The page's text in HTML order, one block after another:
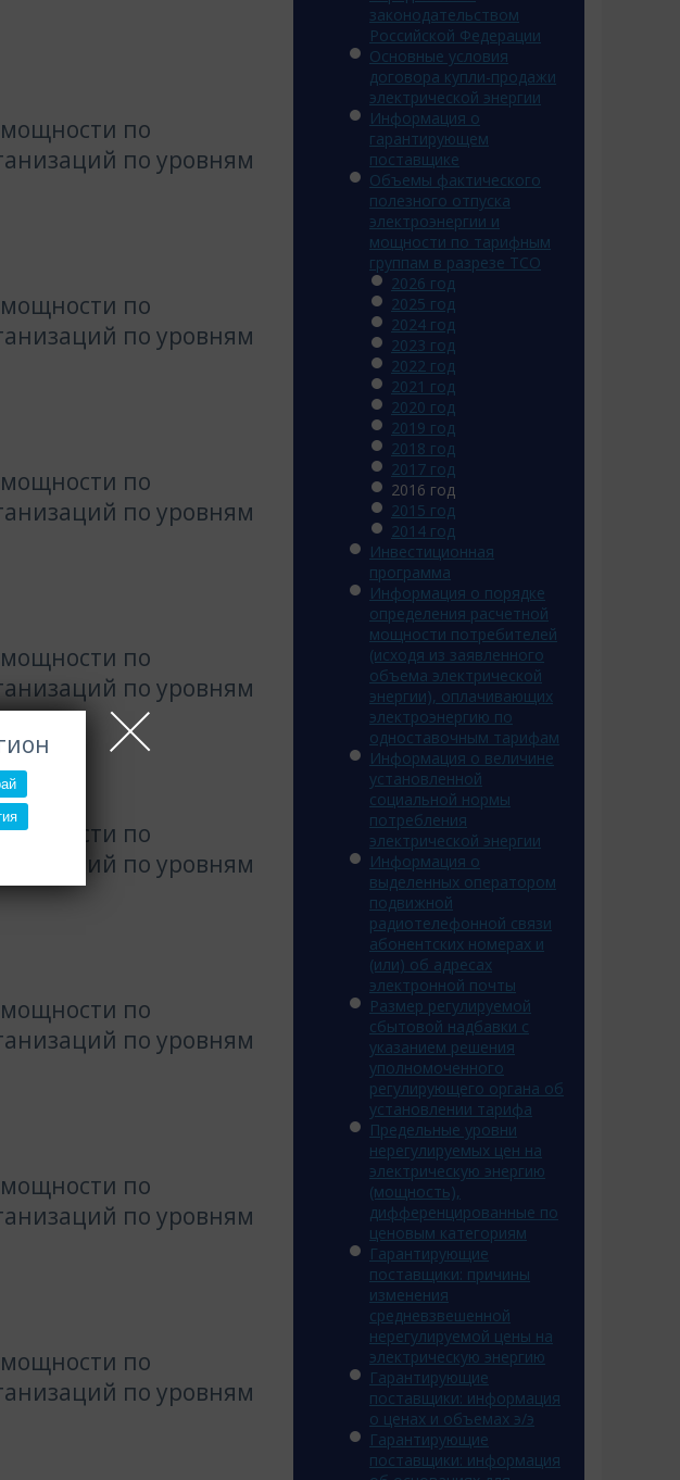
мощности по
по уровням
мощности по
по уровням
мощности по
по уровням
мощности по
по уровням
мощности по
по уровням
мощности по
по уровням
мощности по
по уровням
мощности по
по уровням
законодательством
Российской Федерации
Основные условия
договора купли-продажи
электрической энергии
Информация о
гарантирующем
поставщике
Объемы фактического
полезного отпуска
электроэнергии и
мощности по тарифным
группам в разрезе ТСО
2026 год
2025 год
2024 год
2023 год
2022 год
2021 год
2020 год
2019 год
2018 год
2017 год
2016 год
2015 год
2014 год
Инвестиционная
программа
Информация о порядке
определения расчетной
мощности потребителей
(исходя из заявленного
объема электрической
энергии), оплачивающих
электроэнергию по
одноставочным тарифам
Информация о величине
установленной
социальной нормы
потребления
электрической энергии
Информация о
выделенных оператором
подвижной
радиотелефонной связи
абонентских номерах и
(или) об адресах
электронной почты
Размер регулируемой
сбытовой надбавки с
указанием решения
уполномоченного
регулирующего органа об
установлении тарифа
Предельные уровни
нерегулируемых цен на
электрическую энергию
(мощность),
дифференцированные по
ценовым категориям
Гарантирующие
поставщики: причины
изменения
средневзвешенной
нерегулируемой цены на
электрическую энергию
Гарантирующие
поставщики: информация
о ценах и объемах э/э
Гарантирующие
поставщики: информация